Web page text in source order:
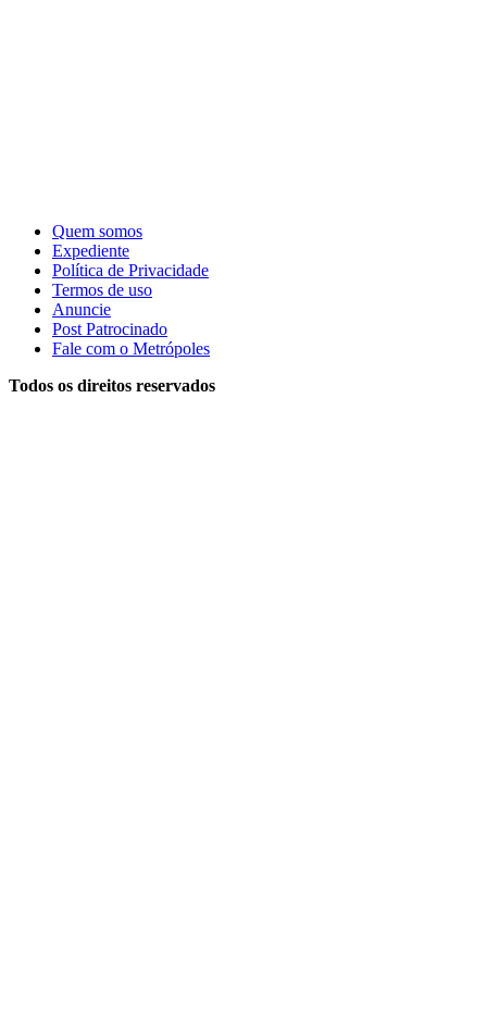
Quem somos
Expediente
Política de Privacidade
Termos de uso
Anuncie
Post Patrocinado
Fale com o Metrópoles
Todos os direitos reservados